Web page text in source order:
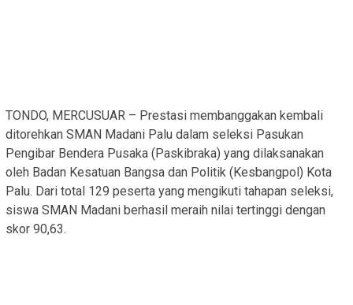
TONDO, MERCUSUAR – Prestasi membanggakan kembali
ditorehkan SMAN Madani Palu dalam seleksi Pasukan
Pengibar Bendera Pusaka (Paskibraka) yang dilaksanakan
oleh Badan Kesatuan Bangsa dan Politik (Kesbangpol) Kota
Palu. Dari total 129 peserta yang mengikuti tahapan seleksi,
siswa SMAN Madani berhasil meraih nilai tertinggi dengan
skor 90,63.